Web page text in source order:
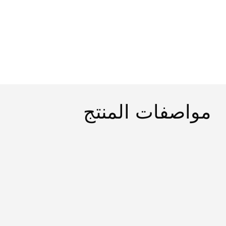
مواصفات المنتج